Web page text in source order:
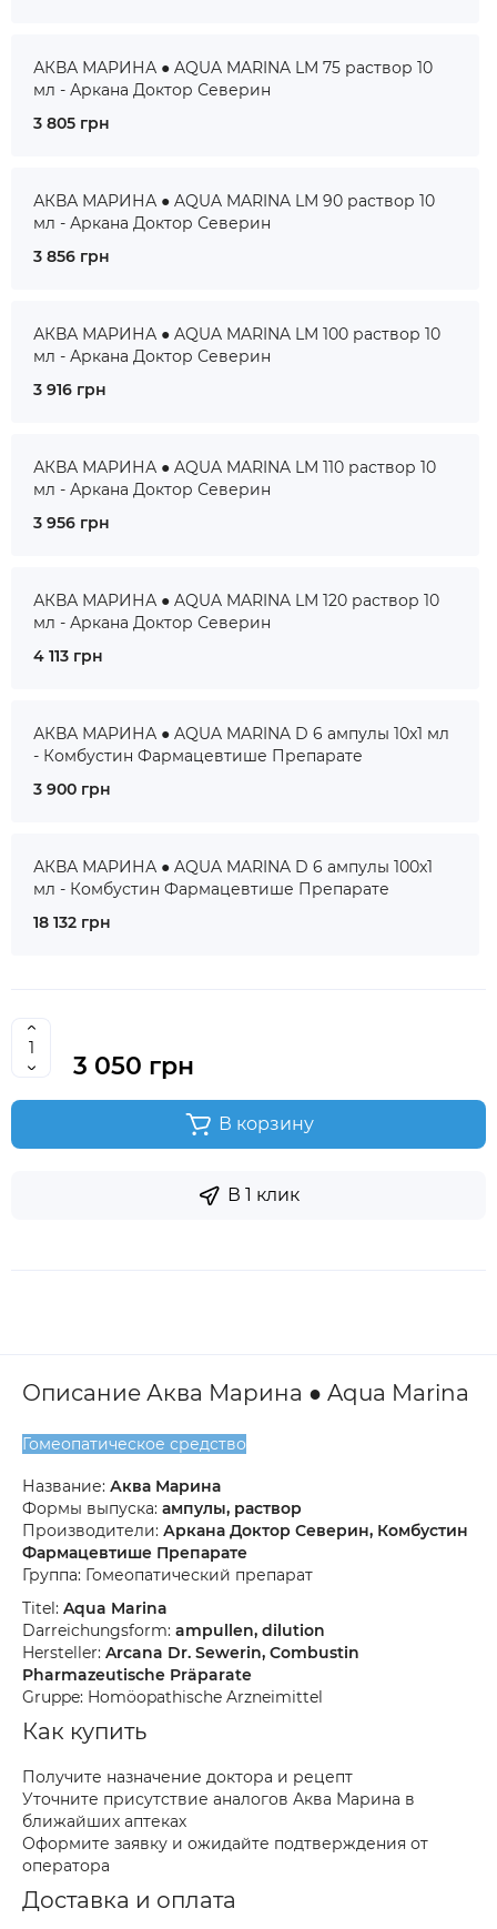
АКВА МАРИНА ● AQUA MARINA LM 75 раствор 10
мл - Аркана Доктор Северин
3 805 грн
АКВА МАРИНА ● AQUA MARINA LM 90 раствор 10
мл - Аркана Доктор Северин
3 856 грн
АКВА МАРИНА ● AQUA MARINA LM 100 раствор 10
мл - Аркана Доктор Северин
3 916 грн
АКВА МАРИНА ● AQUA MARINA LM 110 раствор 10
мл - Аркана Доктор Северин
3 956 грн
АКВА МАРИНА ● AQUA MARINA LM 120 раствор 10
мл - Аркана Доктор Северин
4 113 грн
АКВА МАРИНА ● AQUA MARINA D 6 ампулы 10x1 мл
- Комбустин Фармацевтише Препарате
3 900 грн
АКВА МАРИНА ● AQUA MARINA D 6 ампулы 100x1
мл - Комбустин Фармацевтише Препарате
18 132 грн
3 050 грн
В корзину
В 1 клик
Описание Аква Марина ● Aqua Marina
Гомеопатическое средство
Название: Аква Марина
Формы выпуска: ампулы, раствор
Производители: Аркана Доктор Северин, Комбустин
Фармацевтише Препарате
Группа: Гомеопатический препарат
Titel: Aqua Marina
Darreichungsform: ampullen, dilution
Hersteller: Arcana Dr. Sewerin, Combustin
Pharmazeutische Präparate
Gruppe: Homöopathische Arzneimittel
Как купить
Получите назначение доктора и рецепт
Уточните присутствие аналогов Аква Марина в
ближайших аптеках
Оформите заявку и ожидайте подтверждения от
оператора
Доставка и оплата